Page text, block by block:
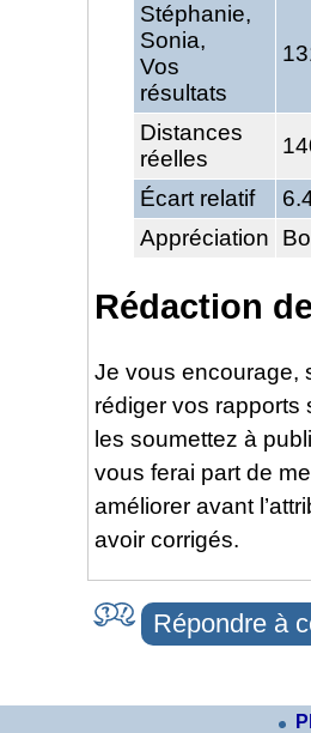
Stéphanie,
Sonia,
Vos
résultats
Distances
réelles
Écart relatif
Appréciation
Rédaction
Je vous encourage,
rédiger vos rapports
les soumettez à
vous ferai part de
améliorer avant
avoir corrigés.
Répondre à